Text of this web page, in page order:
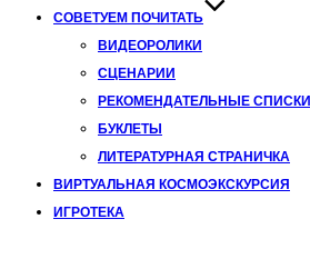
СОВЕТУЕМ ПОЧИТАТЬ
ВИДЕОРОЛИКИ
СЦЕНАРИИ
РЕКОМЕНДАТЕЛЬНЫЕ СПИСКИ
БУКЛЕТЫ
ЛИТЕРАТУРНАЯ СТРАНИЧКА
ВИРТУАЛЬНАЯ КОСМОЭКСКУРСИЯ
ИГРОТЕКА